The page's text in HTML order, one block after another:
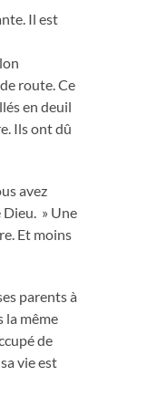
Il est
route. Ce
en deuil
Ils ont dû
avez
Dieu. » Une
Et moins
parents à
la même
de
vie est